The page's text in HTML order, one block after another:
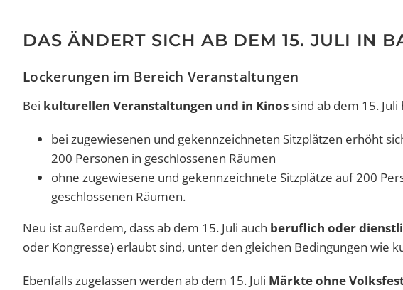
DAS ÄNDERT SICH AB DEM 15. JULI IN
Lockerungen im Bereich Veranstaltungen
Bei kulturellen Veranstaltungen und in Kinossind ab dem 15.
bei zugewiesenen und gekennzeichneten Sitzplätzen erhöht
200 Personen in geschlossenen Räumen
ohne zugewiesene und gekennzeichnete Sitzplätze auf 200
geschlossenen Räumen.
Neu ist außerdem, dass ab dem 15. Juli auch beruflich oder
oder Kongresse) erlaubt sind, unter den gleichen Bedingungen wie
Ebenfalls zugelassen werden ab dem 15. Juli Märkte ohne